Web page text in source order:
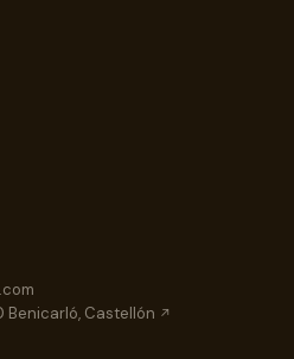
Benicarló, Castellón